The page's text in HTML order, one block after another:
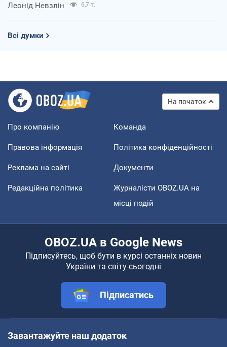
Леонід Невзлін 6,7 т.
Всі думки
На початок
Про компанію Команда
Правова інформація Політика конфіденційності
Реклама на сайті Документи
Редакційна політика
Журналісти OBOZ.UA на
місці подій
OBOZ.UA в Google News
Підписуйтесь, щоб бути в курсі останніх новин
України та світу сьогодні
Підписатись
Завантажуйте наш додаток